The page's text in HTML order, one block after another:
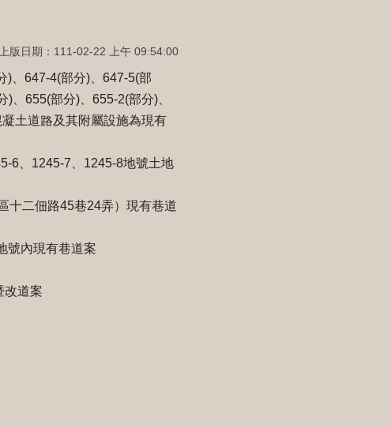
上版日期：111-02-22 上午 09:54:00
)、647-4(部分)、647-5(部
、655(部分)、655-2(部分)、
土道路及其附屬設施為現有
6、1245-7、1245-8地號土地
十二佃路45巷24弄）現有巷道
號內現有巷道案
改道案